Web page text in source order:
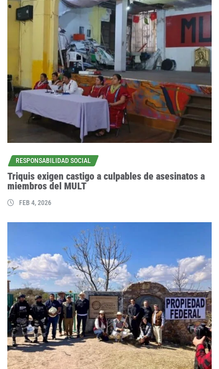
RESPONSABILIDAD SOCIAL
Triquis exigen castigo a culpables de asesinatos a
miembros del MULT
FEB 4, 2026